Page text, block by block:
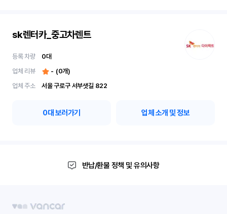
sk렌터카_중고차렌트
등록 차량 0대
업체 리뷰
- (0개)
업체 주소
서울 구로구 서부샛길 822
0대 보러가기 업체 소개 및 정보
반납/환불 정책 및 유의사항